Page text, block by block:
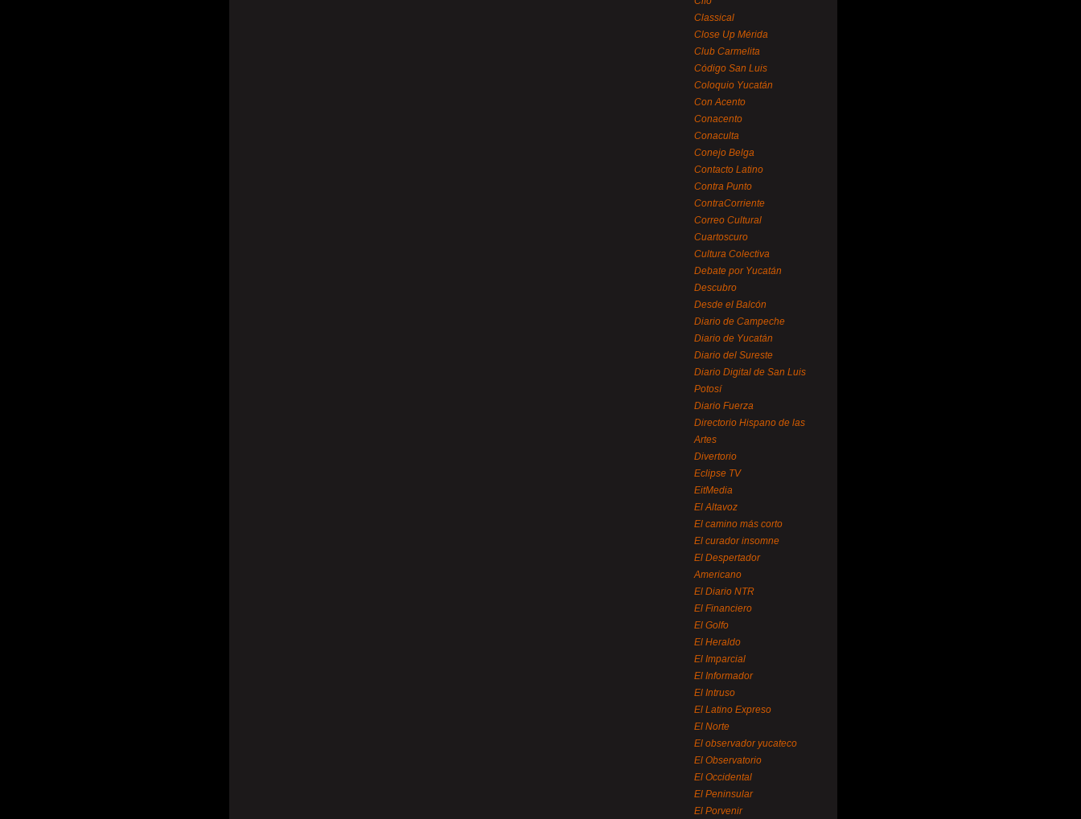
Classical
Close Up Mérida
Club Carmelita
Código San Luis
Coloquio Yucatán
Con Acento
Conacento
Conaculta
Conejo Belga
Contacto Latino
Contra Punto
ContraCorriente
Correo Cultural
Cuartoscuro
Cultura Colectiva
Debate por Yucatán
Descubro
Desde el Balcón
Diario de Campeche
Diario de Yucatán
Diario del Sureste
Diario Digital de San Luis
Potosí
Diario Fuerza
Directorio Hispano de las
Artes
Divertorio
Eclipse TV
EitMedia
El Altavoz
El camino más corto
El curador insomne
El Despertador
Americano
El Diario NTR
El Financiero
El Golfo
El Heraldo
El Imparcial
El Informador
El Intruso
El Latino Expreso
El Norte
El observador yucateco
El Observatorio
El Occidental
El Peninsular
El Porvenir